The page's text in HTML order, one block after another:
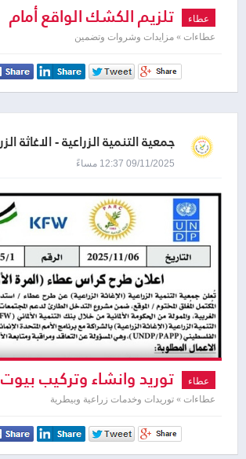
عطاء تلزيم الكشك الواقع أمام
المستشفى الوطني
عطاءات » مزايدات وشروات وتضمين
جمعية التنمية الزراعية - الاغاثة
الفلسطينية - بارك
09/11/2025 12:37 مساءً
عطاء توريد وانشاء وتركيب
بيوت بلاستيكية )
عطاءات » توريدات وخدمات زراعية وبيطرية